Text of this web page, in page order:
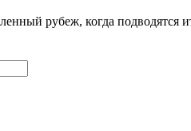
рубеж, когда